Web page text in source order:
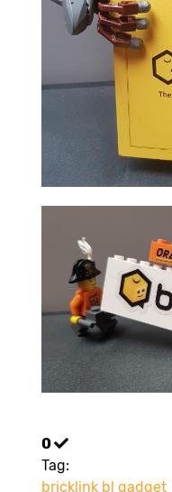
0
Tag:
bricklink bl gadget